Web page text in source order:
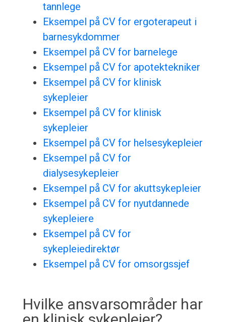
tannlege
Eksempel på CV for ergoterapeut i
barnesykdommer
Eksempel på CV for barnelege
Eksempel på CV for apotektekniker
Eksempel på CV for klinisk
sykepleier
Eksempel på CV for klinisk
sykepleier
Eksempel på CV for helsesykepleier
Eksempel på CV for
dialysesykepleier
Eksempel på CV for akuttsykepleier
Eksempel på CV for nyutdannede
sykepleiere
Eksempel på CV for
sykepleiedirektør
Eksempel på CV for omsorgssjef
Hvilke ansvarsområder har